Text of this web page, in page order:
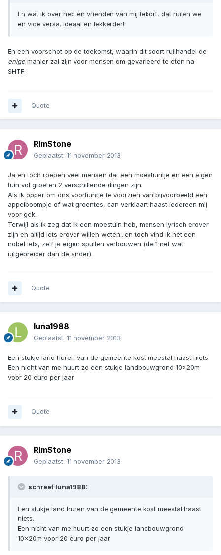
En wat ik over heb en vrienden van mij tekort, dat ruilen we
en vice versa. Ideaal en lekkerder!!
En een voorschot op de toekomst, waarin dit soort ruilhandel de
enige manier zal zijn voor mensen om gevarieerd te eten na
SHTF.
Quote
RImStone
Geplaatst: 11 november 2013
Ja en toch roepen veel mensen dat een moestuintje en een eigen
tuin vol groeten 2 verschillende dingen zijn.
Als ik opper om ons voortuintje te voorzien van bijvoorbeeld een
appelboompje of wat groentes, dan verklaart haast iedereen mij
voor gek.
Terwijl als ik zeg dat ik een moestuin heb, mensen lyrisch erover
zijn en altijd iets erover willen weten...en toch vind ik het een
nobel iets, zelf je eigen spullen verbouwen (de 1 net wat
uitgebreider dan de ander).
Quote
luna1988
Geplaatst: 11 november 2013
Een stukje land huren van de gemeente kost meestal haast niets.
Een nicht van me huurt zo een stukje landbouwgrond 10x20m
voor 20 euro per jaar.
Quote
RImStone
Geplaatst: 11 november 2013
schreef luna1988:
Een stukje land huren van de gemeente kost meestal haast
niets.
Een nicht van me huurt zo een stukje landbouwgrond
10x20m voor 20 euro per jaar.